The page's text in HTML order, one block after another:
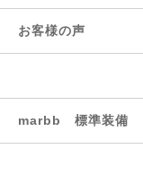
お客様の声
marbb 標準装備